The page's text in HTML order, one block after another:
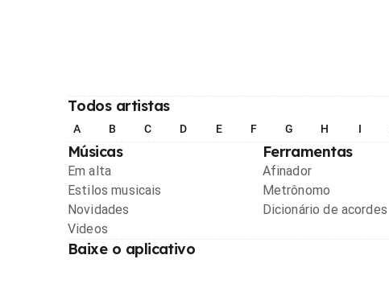
Todos artistas
A B C D E F G H I
Músicas
Em alta
Estilos musicais
Novidades
Videos
Ferramentas
Afinador
Metrônomo
Dicionário de acordes
Baixe o aplicativo